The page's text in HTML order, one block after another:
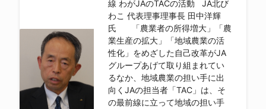
線 わがJAのTACの活動 JA北び
わこ 代表理事理事長 田中洋輝
氏 「農業者の所得増大」「農
業生産の拡大」「地域農業の活
性化」をめざした自己改革がJA
グループあげて取り組まれてい
るなか、地域農業の担い手に出
向くJAの担当者「TAC」は、そ
の最前線に立って地域の担い手